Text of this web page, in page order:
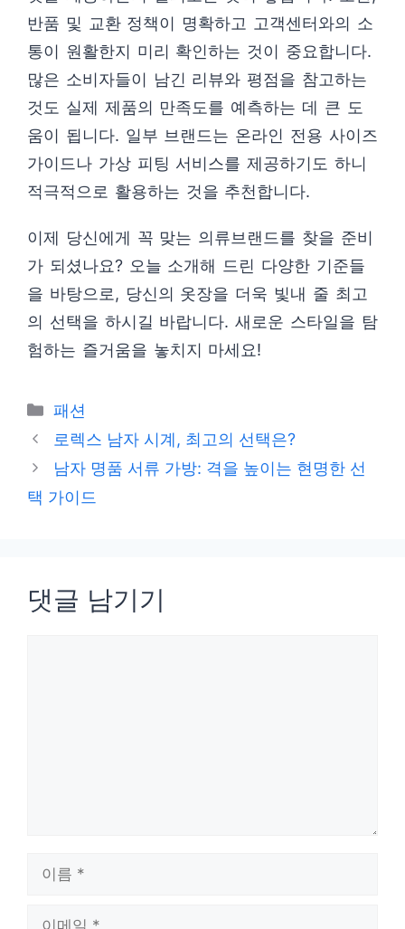
반품 및 교환 정책이 명확하고 고객센터와의 소
통이 원활한지 미리 확인하는 것이 중요합니다.
많은 소비자들이 남긴 리뷰와 평점을 참고하는
것도 실제 제품의 만족도를 예측하는 데 큰 도
움이 됩니다. 일부 브랜드는 온라인 전용 사이즈
가이드나 가상 피팅 서비스를 제공하기도 하니
적극적으로 활용하는 것을 추천합니다.
이제 당신에게 꼭 맞는 의류브랜드를 찾을 준비
가 되셨나요? 오늘 소개해 드린 다양한 기준들
을 바탕으로, 당신의 옷장을 더욱 빛내 줄 최고
의 선택을 하시길 바랍니다. 새로운 스타일을 탐
험하는 즐거움을 놓치지 마세요!
카
테
리
패션
로렉스 남자 시계, 최고의 선택은?
남자 명품 서류 가방: 격을 높이는 현명한 선
택 가이드
댓글 남기기